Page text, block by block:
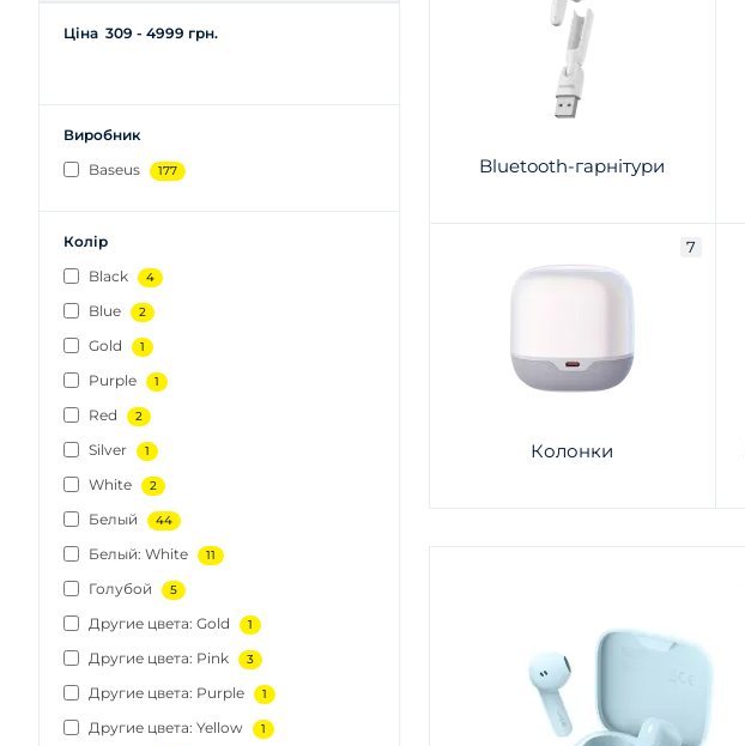
Ціна 309 - 4999 грн.
Виробник
Baseus
177
Колір
Black
4
Blue 2
Gold 1
Purple 1
Red 2
Silver 1
White 2
Белый 44
Белый: White 11
Голубой 5
Другие цвета: Gold 1
Другие цвета: Pink 3
Другие цвета: Purple 1
Другие цвета: Yellow 1
Bluetooth-гарнітури
7
Колонки